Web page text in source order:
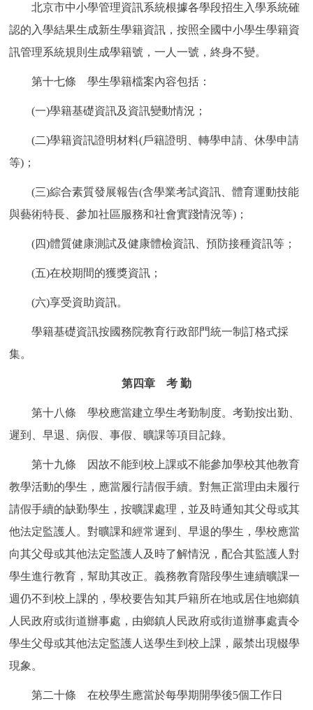
北京市中小學管理資訊系統根據各學段招生入學系統確
認的入學結果生成新生學籍資訊，按照全國中小學生學籍資
訊管理系統規則生成學籍號，一人一號，終身不變。
第十七條 學生學籍檔案內容包括：
(一)學籍基礎資訊及資訊變動情況；
(二)學籍資訊證明材料(戶籍證明、轉學申請、休學申請
等)；
(三)綜合素質發展報告(含學業考試資訊、體育運動技能
與藝術特長、參加社區服務和社會實踐情況等)；
(四)體質健康測試及健康體檢資訊、預防接種資訊等；
(五)在校期間的獲獎資訊；
(六)享受資助資訊。
學籍基礎資訊按國務院教育行政部門統一制訂格式採
集。
第四章 考 勤
第十八條 學校應當建立學生考勤制度。考勤按出勤、
遲到、早退、病假、事假、曠課等項目記錄。
第十九條 因故不能到校上課或不能參加學校其他教育
教學活動的學生，應當履行請假手續。對無正當理由未履行
請假手續的缺勤學生，按曠課處理，並及時通知其父母或其
他法定監護人。對曠課和經常遲到、早退的學生，學校應當
向其父母或其他法定監護人及時了解情況，配合其監護人對
學生進行教育，幫助其改正。義務教育階段學生連續曠課一
週仍不到校上課的，學校要告知其戶籍所在地或居住地鄉鎮
人民政府或街道辦事處，由鄉鎮人民政府或街道辦事處責令
學生父母或其他法定監護人送學生到校上課，嚴禁出現輟學
現象。
第二十條 在校學生應當於每學期開學後5個工作日